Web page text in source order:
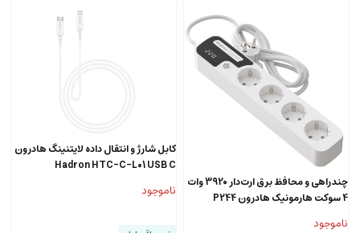
چندراهی و محافظ برق ارت‌دار 3920 وات
4 سوکت هارمونیک هادرون P244
ناموجود
کابل شارژ و انتقال داده لایتنینگ هادرون
Hadron HTC-C-L01 USB C
ناموجود